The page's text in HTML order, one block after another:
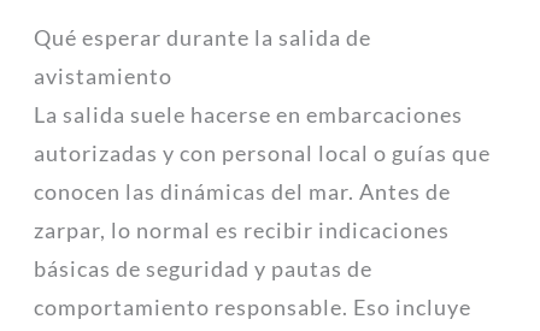
Qué esperar durante la salida de
avistamiento
La salida suele hacerse en embarcaciones
autorizadas y con personal local o guías que
conocen las dinámicas del mar. Antes de
zarpar, lo normal es recibir indicaciones
básicas de seguridad y pautas de
comportamiento responsable. Eso incluye